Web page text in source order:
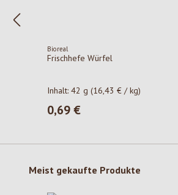
Bioreal
Frischhefe Würfel
Inhalt:42 g(16,43 € / kg)
Regulärer Preis:
0,69 €
Produktgalerie überspringen
Meist gekaufte Produkte